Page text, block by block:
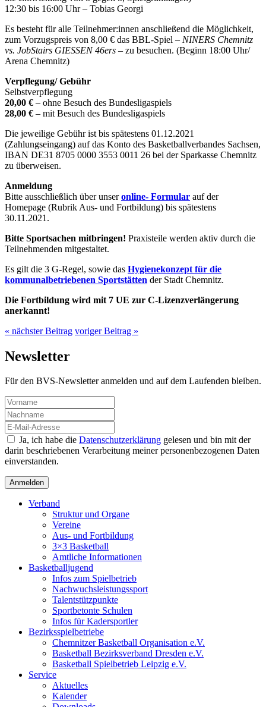
12:30 bis 16:00 Uhr – Tobias Georgi
Es besteht für alle Teilnehmer:innen anschließend die Möglichkeit,
zum Vorzugspreis von 8,00 € das BBL-Spiel – NINERS Chemnitz
vs. JobStairs GIESSEN 46ers – zu besuchen. (Beginn 18:00 Uhr/
Arena Chemnitz)
Verpflegung/ Gebühr
Selbstverpflegung
20,00 € – ohne Besuch des Bundesligaspiels
28,00 € – mit Besuch des Bundesligaspiels
Die jeweilige Gebühr ist bis spätestens 01.12.2021
(Zahlungseingang) auf das Konto des Basketballverbandes Sachsen,
IBAN DE31 8705 0000 3553 0011 26 bei der Sparkasse Chemnitz
zu überweisen.
Anmeldung
Bitte ausschließlich über unseronline- Formular auf der
Homepage (Rubrik Aus- und Fortbildung) bis spätestens
30.11.2021.
Bitte Sportsachen mitbringen! Praxisteile werden aktiv durch die
Teilnehmenden mitgestaltet.
Es gilt die 3 G-Regel, sowie das Hygienekonzept für die
kommunalbetriebenen Sportstätten der Stadt Chemnitz.
Die Fortbildung wird mit 7 UE zur C-Lizenzverlängerung
anerkannt!
« nächster Beitrag voriger Beitrag »
Newsletter
Für den BVS-Newsletter anmelden und auf dem Laufenden bleiben.
Ja, ich habe die Datenschutzerklärung gelesen und bin mit der
darin beschriebenen Verarbeitung meiner personenbezogenen Daten
einverstanden.
Verband
Struktur und Organe
Vereine
Aus- und Fortbildung
3×3 Basketball
Amtliche Informationen
Basketballjugend
Infos zum Spielbetrieb
Nachwuchsleistungssport
Talentstützpunkte
Sportbetonte Schulen
Infos für Kadersportler
Bezirksspielbetriebe
Chemnitzer Basketball Organisation e.V.
Basketball Bezirksverband Dresden e.V.
Basketball Spielbetrieb Leipzig e.V.
Service
Aktuelles
Kalender